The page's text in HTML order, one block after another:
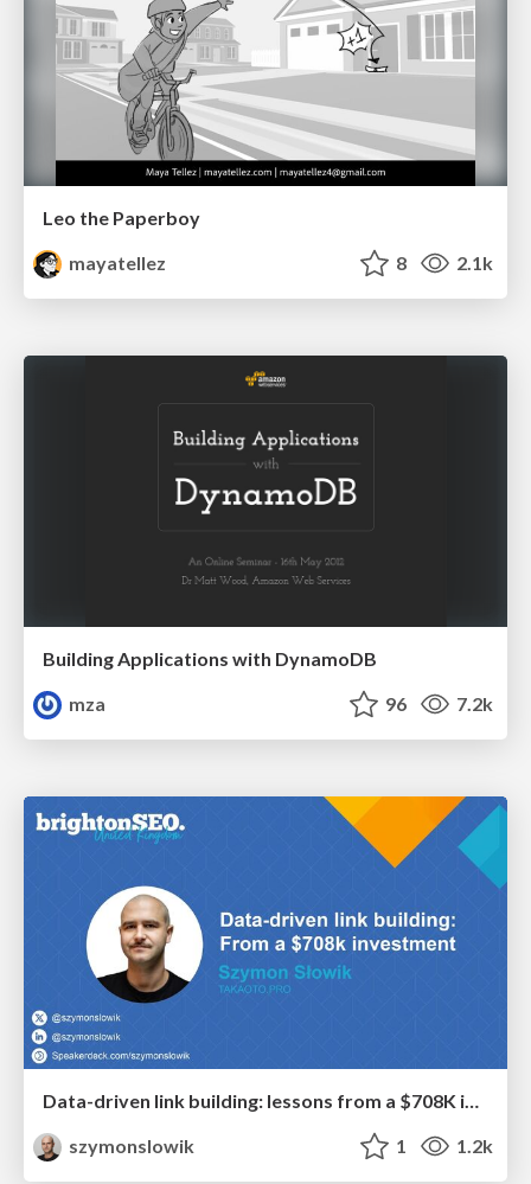
Leo the Paperboy
mayatellez
8 2.1k
Building Applications with DynamoDB
mza
96 7.2k
szymonslowik
1 1.2k